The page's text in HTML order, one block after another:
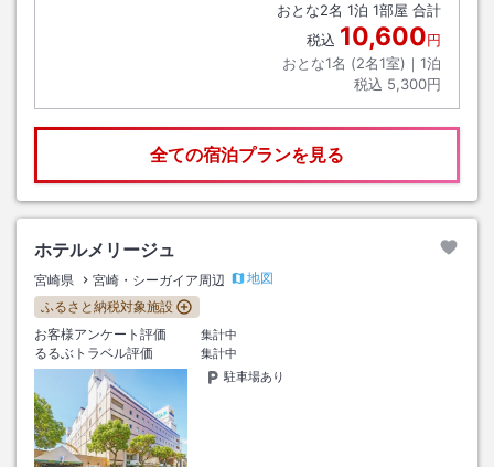
おとな2名 1泊 1部屋 合計
税込 10,600円
おとな1名 (2名1室)｜ 1泊
税込 5,300円
全ての宿泊プランを見る
ホテルメリージュ
宮崎県 宮崎・シーガイア周辺
地図
ふるさと納税対象施設
お客様アンケート評価
集計中
るるぶトラベル評価
集計中
駐車場あり